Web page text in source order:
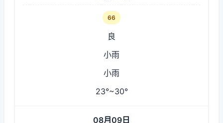
66
良
小雨
小雨
23°~30°
08月09日